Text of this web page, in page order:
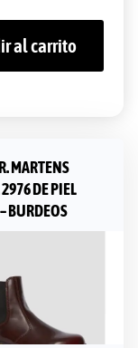
al carrito
MARTENS
DE PIEL
BURDEOS